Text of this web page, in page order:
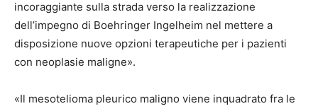
incoraggiante sulla strada verso la realizzazione
dell’impegno di Boehringer Ingelheim nel mettere a
disposizione nuove opzioni terapeutiche per i pazienti
con neoplasie maligne».
«Il mesotelioma pleurico maligno viene inquadrato fra le